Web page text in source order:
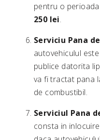
pentru o
250 lei.
Serviciu Pana
autovehiculul
publice datorita
va fi tractat pana
de combustibil.
Serviciul Pana
consta in